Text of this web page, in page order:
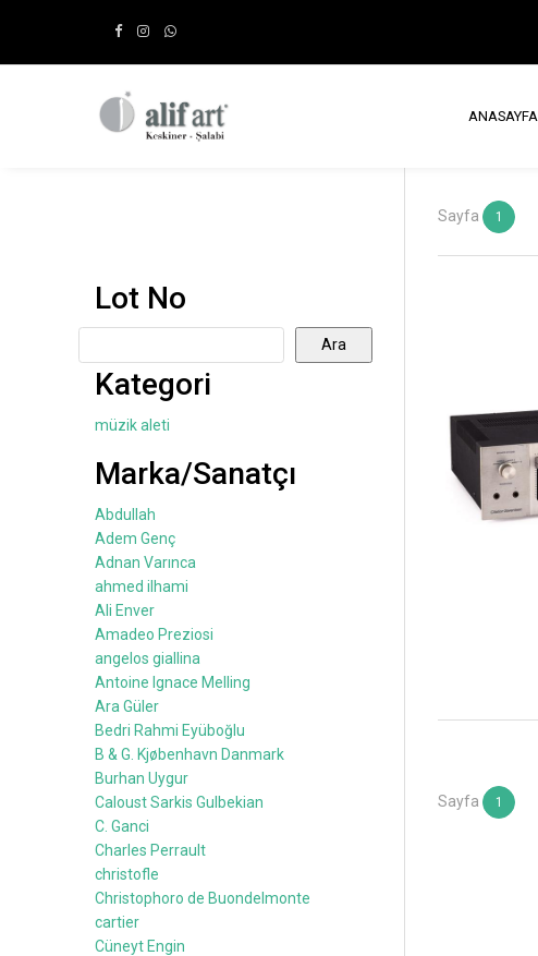
ANASAYFA
Sayfa 1
Sayfa 1
Lot No
Ara
Kategori
müzik aleti
Marka/Sanatçı
Abdullah
Adem Genç
Adnan Varınca
ahmed ilhami
Ali Enver
Amadeo Preziosi
angelos giallina
Antoine Ignace Melling
Ara Güler
Bedri Rahmi Eyüboğlu
B & G. Kjøbenhavn Danmark
Burhan Uygur
Caloust Sarkis Gulbekian
C. Ganci
Charles Perrault
christofle
Christophoro de Buondelmonte
cartier
Cüneyt Engin